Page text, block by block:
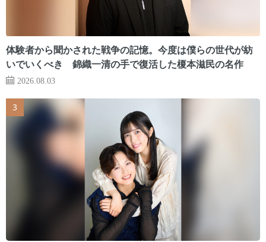
体験者から聞かされた戦争の記憶。今度は僕らの世代が紡
いでいくべき 錦織一清の手で復活した榎本滋民の名作
2026.08.03